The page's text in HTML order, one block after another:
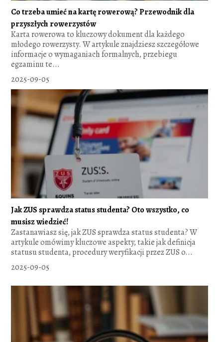
Co trzeba umieć na kartę rowerową? Przewodnik dla
przyszłych rowerzystów
Karta rowerowa to kluczowy dokument dla każdego
młodego rowerzysty. W artykule znajdziesz szczegółowe
informacje o wymaganiach formalnych, przebiegu
egzaminu te...
2025-09-05
Jak ZUS sprawdza status studenta? Oto wszystko, co
musisz wiedzieć!
Zastanawiasz się, jak ZUS sprawdza status studenta? W
artykule omówimy kluczowe aspekty, takie jak definicja
statusu studenta, procedury weryfikacji przez ZUS o...
2025-09-05